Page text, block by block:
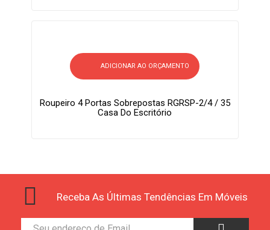
ADICIONAR AO ORÇAMENTO
Roupeiro 4 Portas Sobrepostas RGRSP-2/4 / 35
Casa Do Escritório
Receba As Últimas Tendências Em Móveis